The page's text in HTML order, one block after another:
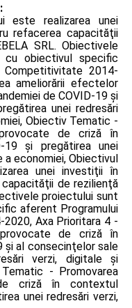
este realizarea unei
refacerea capacităţii
SRL. Obiectivele
cu obiectivul specific
Competitivitate 2014-
ameliorării efectelor
de COVID-19 şi
unei redresări
Obiectiv Tematic -
provocate de criză în
19 şi pregătirea unei
a economiei, Obiectivul
unei investiţii în
de rezilienţă
proiectului sunt
aferent Programului
Axa Prioritara 4 -
de criză în
şi al consecinţelor sale
verzi, digitale şi
- Promovarea
criză în contextul
unei redresări verzi,